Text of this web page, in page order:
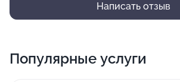
Написать отзыв
Популярные услуги